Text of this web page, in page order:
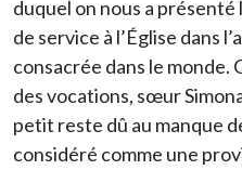
duquel on nous a
de service à l’Église dans
consacrée dans le
des vocations, sœur
petit reste dû au manque
considéré comme une